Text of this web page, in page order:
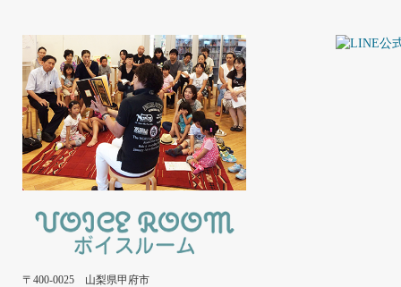
〒400-0025 山梨県甲府市